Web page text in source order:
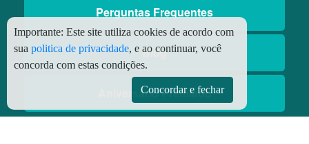
Perguntas Frequentes
Blog
Aniversário Premiado
Importante: Este site utiliza cookies de acordo com
sua politica de privacidade, e ao continuar, você
concorda com estas condições.
Concordar e fechar